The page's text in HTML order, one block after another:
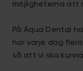
möjligheterna att
På Aqua Dental
har varje dag
så att vi ska